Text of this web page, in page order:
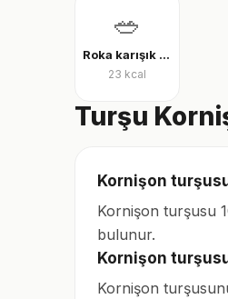
🥗
Roka karışık yeşillik
23 kcal
Turşu
Kornişon
Kornişon turşusu
bulunur.
Kornişon
Kornişon